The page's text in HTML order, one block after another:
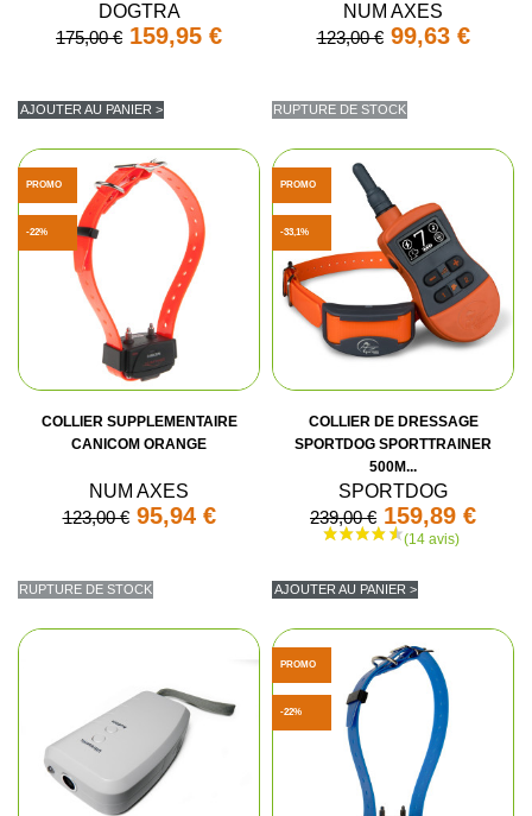
DOGTRA
175,00 € 159,95 €
AJOUTER AU PANIER >
NUM AXES
123,00 € 99,63 €
RUPTURE DE STOCK
COLLIER SUPPLEMENTAIRE
CANICOM ORANGE
NUM AXES
123,00 € 95,94 €
RUPTURE DE STOCK
PROMO
-22%
COLLIER DE DRESSAGE
SPORTDOG SPORTTRAINER
500M...
SPORTDOG
239,00 € 159,89 €
AJOUTER AU PANIER >
PROMO
-33,1%
PROMO
-22%